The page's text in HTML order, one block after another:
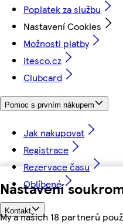
Nastavení
My a našich 18 partnerů
Poplatek za službu
Nastavení Cookies
Možnosti platby
itesco.cz
Clubcard
Pomoc s prvním nákupem
Jak nakupovat
Registrace
Rezervace času
Oblíbené
Kontakt